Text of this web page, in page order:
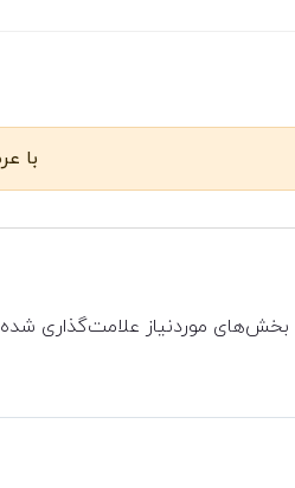
با
بخش‌های موردنیاز علامت‌گذاری